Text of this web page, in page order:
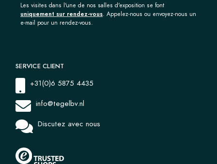
Les visites dans l'une de nos salles d'exposition se font
uniquement sur rendez-vous. Appelez-nous ou envoyez-nous un
e-mail pour un rendez-vous.
SERVICE CLIENT
+31(0)6 5875 4435
info@tegelbv.nl
Discutez avec nous